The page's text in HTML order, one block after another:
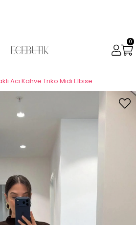
0
Acı Kahve Triko Midi Elbise